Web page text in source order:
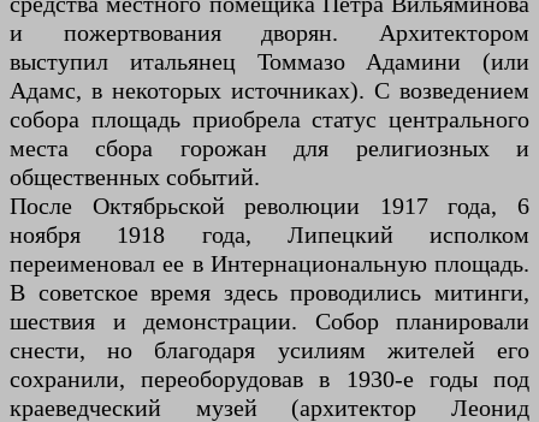
и пожертвования дворян. Архитектором
выступил итальянец Томмазо Адамини (или
Адамс, в некоторых источниках). С возведением
собора площадь приобрела статус центрального
места сбора горожан для религиозных и
общественных событий.
После Октябрьской революции 1917 года, 6
ноября 1918 года, Липецкий исполком
переименовал ее в Интернациональную площадь.
В советское время здесь проводились митинги,
шествия и демонстрации. Собор планировали
снести, но благодаря усилиям жителей его
сохранили, переоборудовав в 1930-е годы под
краеведческий музей (архитектор Леонид